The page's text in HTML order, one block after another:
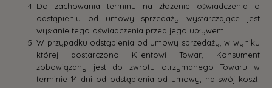
Do zachowania terminu na złożenie oświadczenia o
odstąpieniu od umowy sprzedaży wystarczające jest
wysłanie tego oświadczenia przed jego upływem.
W przypadku odstąpienia od umowy sprzedaży, w wyniku
której dostarczono Klientowi Towar, Konsument
zobowiązany jest do zwrotu otrzymanego Towaru w
terminie 14 dni od odstąpienia od umowy, na swój koszt.